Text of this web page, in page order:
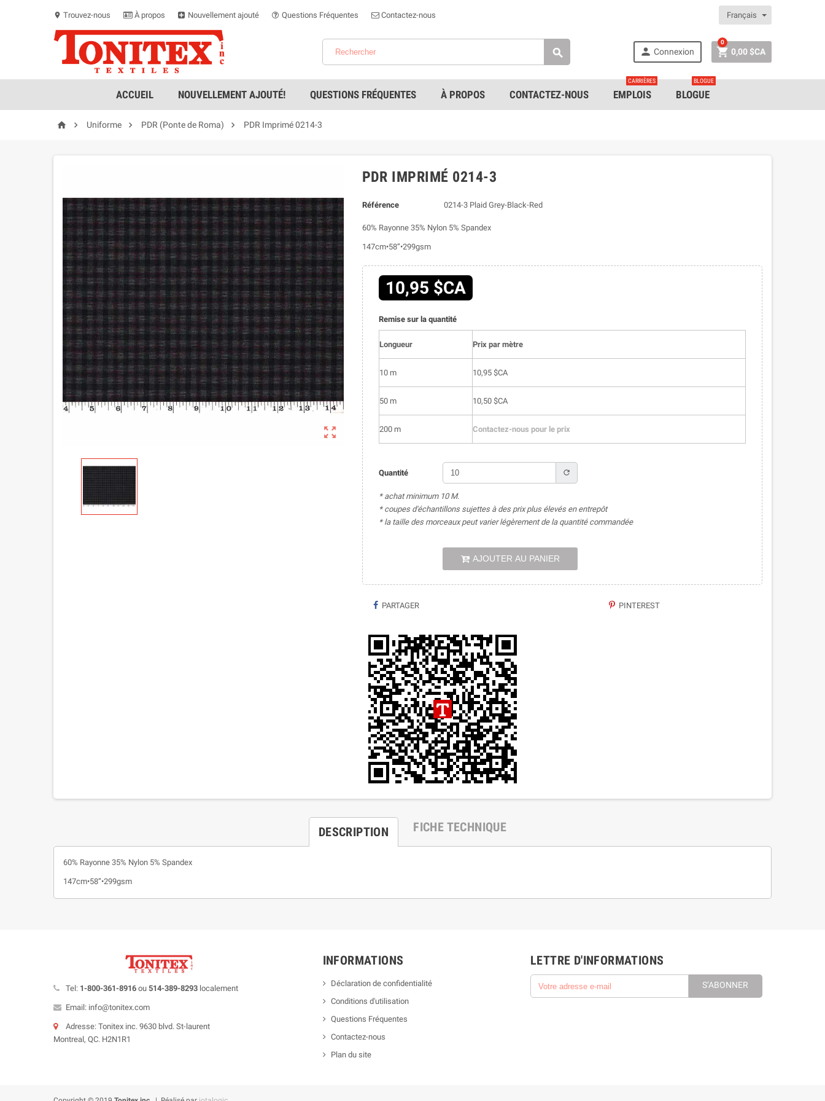
location_on Trouvez-nous À propos Nouvellement ajouté Questions Fréquentes Contactez-nous Français
  Connexion  0,00 $CA
0
ACCUEIL NOUVELLEMENT AJOUTÉ! QUESTIONS FRÉQUENTES À PROPOS CONTACTEZ-NOUS EMPLOIS
CARRIÈRES
BLOGUE
BLOGUE
  Uniforme  PDR (Ponte de Roma)  PDR Imprimé 0214-3

PDR IMPRIMÉ 0214-3
Référence 0214-3 Plaid Grey-Black-Red
60% Rayonne 35% Nylon 5% Spandex
147cm•58”•299gsm
10,95 $CA
Remise sur la quantité
Longueur Prix par mètre
10 m 10,95 $CA
50 m 10,50 $CA
200 m Contactez-nous pour le prix
Quantité refresh
* achat minimum 10 M.
* coupes d'échantillons sujettes à des prix plus élevés en entrepôt
* la taille des morceaux peut varier légèrement de la quantité commandée
AJOUTER AU PANIER
PARTAGER PINTEREST
DESCRIPTION FICHE TECHNIQUE
60% Rayonne 35% Nylon 5% Spandex
147cm•58”•299gsm
Tel: 1-800-361-8916 ou 514-389-8293 localement
Email: info@tonitex.com
Adresse: Tonitex inc. 9630 blvd. St-laurent
Montreal, QC. H2N1R1
INFORMATIONS
Déclaration de confidentialité
Conditions d'utilisation
Questions Fréquentes
Contactez-nous
Plan du site
LETTRE D'INFORMATIONS
S’ABONNER